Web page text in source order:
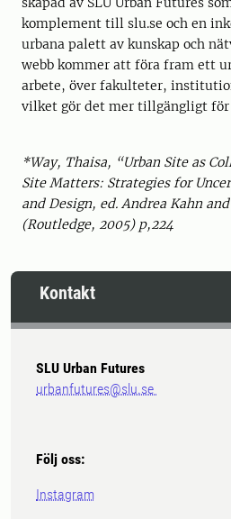
komplement till slu.se och en
urbana palett av kunskap och
webb kommer att föra fram ett
arbete, över fakulteter,
vilket gör det mer tillgängligt
*Way, Thaisa, “Urban Site as
Site Matters: Strategies for
and Design, ed. Andrea Kahn and
(Routledge, 2005) p,224
Kontakt
SLU Urban Futures
urbanfutures@slu.se
Följ oss:
Instagram